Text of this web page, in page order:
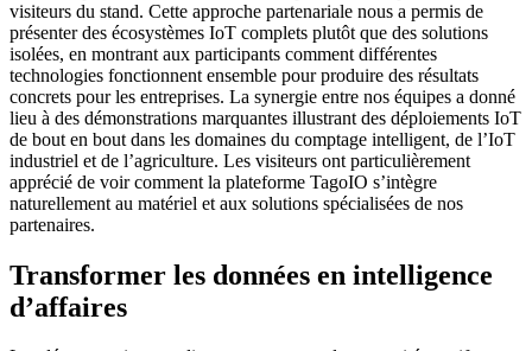
visiteurs du stand. Cette approche partenariale nous a permis de
présenter des écosystèmes IoT complets plutôt que des solutions
isolées, en montrant aux participants comment différentes
technologies fonctionnent ensemble pour produire des résultats
concrets pour les entreprises. La synergie entre nos équipes a donné
lieu à des démonstrations marquantes illustrant des déploiements IoT
de bout en bout dans les domaines du comptage intelligent, de l’IoT
industriel et de l’agriculture. Les visiteurs ont particulièrement
apprécié de voir comment la plateforme TagoIO s’intègre
naturellement au matériel et aux solutions spécialisées de nos
partenaires.
Transformer les données en intelligence
d’affaires